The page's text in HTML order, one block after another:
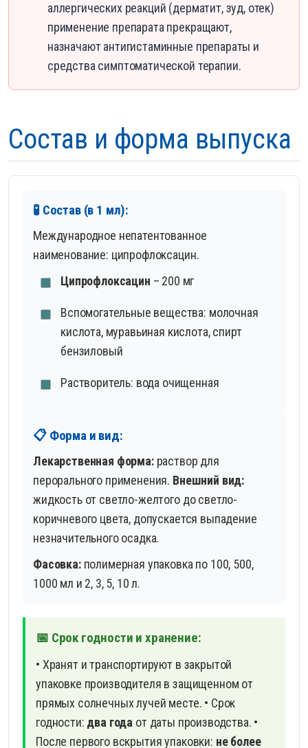
аллергических реакций (дерматит, зуд, отек)
применение препарата прекращают,
назначают антигистаминные препараты и
средства симптоматической терапии.
Состав и форма выпуска
🧪 Состав (в 1 мл):
Международное непатентованное
наименование: ципрофлоксацин.
Ципрофлоксацин – 200 мг
Вспомогательные вещества: молочная
кислота, муравьиная кислота, спирт
бензиловый
Растворитель: вода очищенная
📋 Форма и вид:
Лекарственная форма:раствор для
перорального применения. Внешний вид:
жидкость от светло-желтого до светло-
коричневого цвета, допускается выпадение
незначительного осадка.
Фасовка:полимерная упаковка по 100, 500,
1000 мл и 2, 3, 5, 10 л.
📅 Срок годности и хранение:
• Хранят и транспортируют в закрытой
упаковке производителя в защищенном от
прямых солнечных лучей месте. • Срок
годности: два года от даты производства. •
После первого вскрытия упаковки: не более